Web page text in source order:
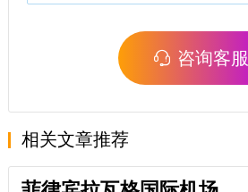
咨询客服
相关文章推荐